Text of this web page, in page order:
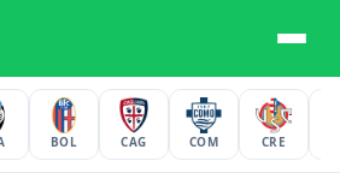
BOL CAG COM CRE